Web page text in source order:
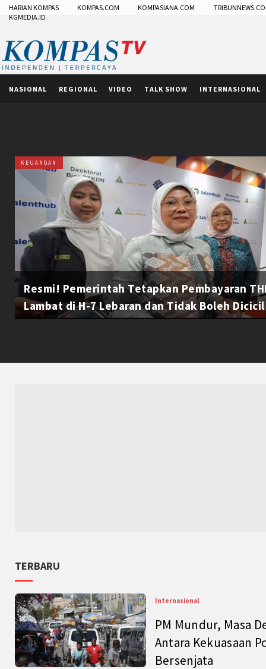
HARIAN KOMPAS KOMPAS.COM KOMPASIANA.COM
KGMEDIA.ID
NASIONAL REGIONAL VIDEO TALK SHOW INTERNASIONAL
KEUANGAN
Resmi! Pemerintah Tetapkan Pembayaran
Lambat di H-7 Lebaran dan Tidak Boleh Dicicil
TERBARU
Internasional
PM Mundur, Masa
Antara Kekuasaan
Bersenjata